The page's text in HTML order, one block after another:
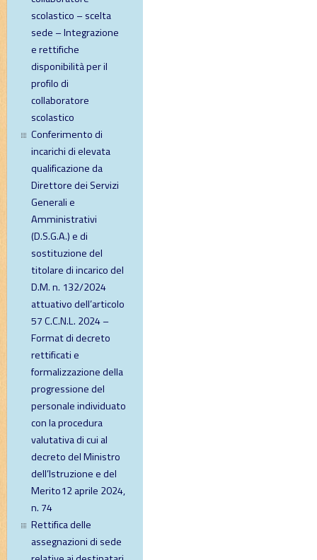
scolastico – scelta
sede – Integrazione
e rettifiche
disponibilità per il
profilo di
collaboratore
scolastico
Conferimento di
incarichi di elevata
qualificazione da
Direttore dei Servizi
Generali e
Amministrativi
(D.S.G.A.) e di
sostituzione del
titolare di incarico del
D.M. n. 132/2024
attuativo dell’articolo
57 C.C.N.L. 2024 –
Format di decreto
rettificati e
formalizzazione della
progressione del
personale individuato
con la procedura
valutativa di cui al
decreto del Ministro
dell’Istruzione e del
Merito12 aprile 2024,
n. 74
Rettifica delle
assegnazioni di sede